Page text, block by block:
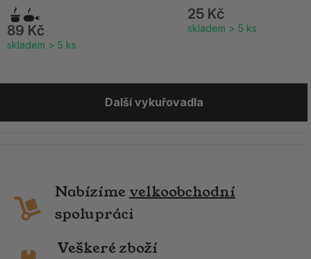
89 Kč
skladem > 5 ks
25 Kč
skladem > 5 ks
Další vykuřovadla
Nabízíme velkoobchodní
spolupráci
Veškeré zboží